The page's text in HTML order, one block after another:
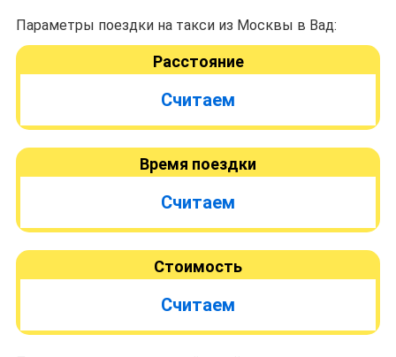
Параметры поездки на такси из Москвы в Вад:
Расстояние
Считаем
Время поездки
Считаем
Стоимость
Считаем